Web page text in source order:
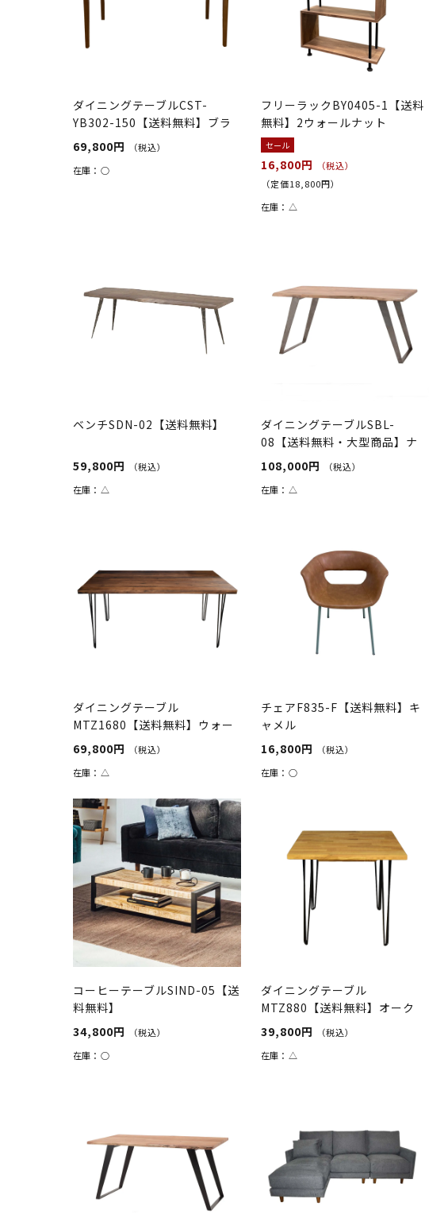
ダイニングテーブルCST-
YB302-150【送料無料】ブラ
ック/ウォ...
69,800円
（税込）
在庫： ○
フリーラックBY0405-1【送料
無料】2ウォールナット
セール
16,800円
（税込）
（定価18,800円）
在庫： △
ベンチSDN-02【送料無料】
59,800円
（税込）
在庫： △
ダイニングテーブルSBL-
08【送料無料・大型商品】ナ
チュラル/...
108,000円
（税込）
在庫： △
ダイニングテーブル
MTZ1680【送料無料】ウォー
ルナット
69,800円
（税込）
在庫： △
チェアF835-F【送料無料】キ
ャメル
16,800円
（税込）
在庫：○
コーヒーテーブルSIND-05【送
料無料】
34,800円
（税込）
在庫： ○
ダイニングテーブル
MTZ880【送料無料】オーク
（天然木無垢）
39,800円
（税込）
在庫： △